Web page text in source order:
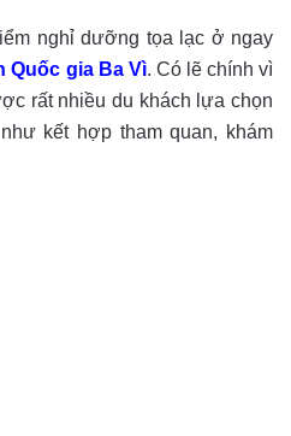
nghỉ dưỡng tọa lạc ở ngay
Quốc gia Ba Vì. Có lẽ chính vì
rất nhiều du khách lựa chọn
kết hợp tham quan, khám